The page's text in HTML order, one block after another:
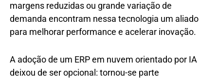
margens reduzidas ou grande variação de
demanda encontram nessa tecnologia um aliado
para melhorar performance e acelerar inovação.
A adoção de um ERP em nuvem orientado por IA
deixou de ser opcional: tornou-se parte